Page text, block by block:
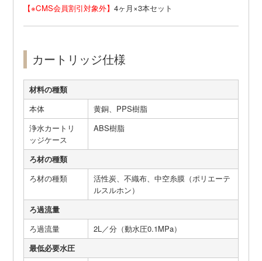
【※CMS会員割引対象外】 4ヶ月×3本セット
カートリッジ仕様
材料の種類
本体
黄銅、PPS樹脂
浄水カートリ
ッジケース
ABS樹脂
ろ材の種類
ろ材の種類
活性炭、不織布、中空糸膜（ポリエーテ
ルスルホン）
ろ過流量
ろ過流量
2L／分（動水圧0.1MPa）
最低必要水圧